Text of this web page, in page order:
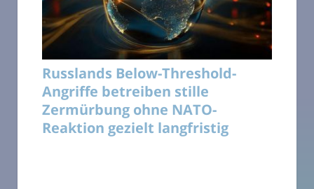
Russlands Below-Threshold-
Angriffe betreiben stille
Zermürbung ohne NATO-
Reaktion gezielt langfristig